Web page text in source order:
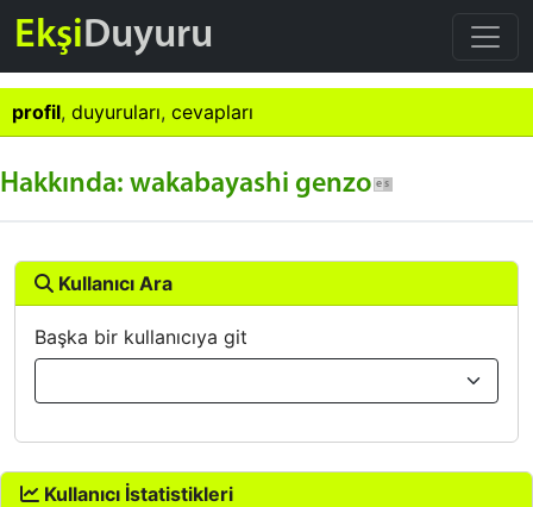
EkşiDuyuru
profil, duyuruları, cevapları
Hakkında: wakabayashi genzo
Kullanıcı Ara
Başka bir kullanıcıya git
Kullanıcı İstatistikleri